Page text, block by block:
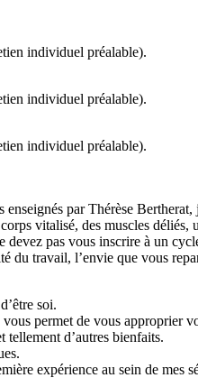
individuel préalable).
individuel préalable).
individuel préalable).
par Thérèse
vitalisé, des muscles déliés,
pas vous inscrire à un
du travail, l’envie que vous
soi.
permet de vous approprier
d’autres bienfaits.
expérience au sein de mes